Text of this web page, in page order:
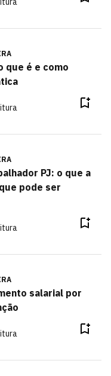
que é e como
PJ: o que a
pode ser
salarial por